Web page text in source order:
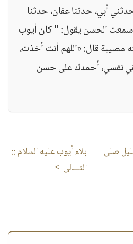
حدثني أبي، حدثنا عفان، حدثنا
سمعت الحسن يقول: " كان أيوب
مصيبة قال: «اللهم أنت أخذت،
نفسي، أحمدك على حسن
صلى
بلاء أيوب عليه السلام ::
التـــالى->